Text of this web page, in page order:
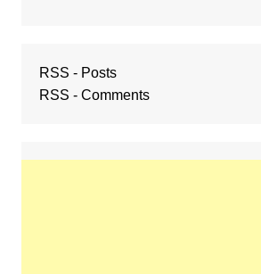
RSS - Posts
RSS - Comments